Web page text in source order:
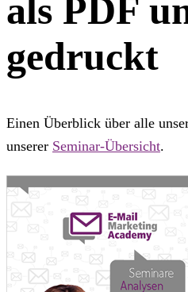
als PDF
gedruckt
Einen Überblick über alle
unserer Seminar-Übersicht.